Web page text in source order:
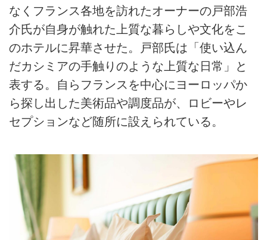
なくフランス各地を訪れたオーナーの戸部浩
介氏が自身が触れた上質な暮らしや文化をこ
のホテルに昇華させた。戸部氏は「使い込ん
だカシミアの手触りのような上質な日常」と
表する。自らフランスを中心にヨーロッパか
ら探し出した美術品や調度品が、ロビーやレ
セプションなど随所に設えられている。